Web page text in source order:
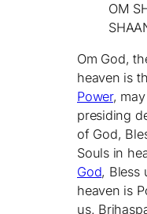
OM
Om God,
heaven is
Power,
presiding
of God,
Souls in
God, Bless
heaven is
us.